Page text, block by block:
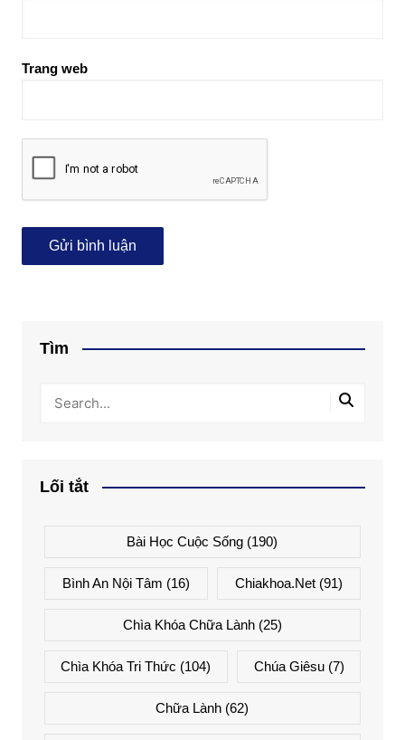
Trang web
Tìm
Lối tắt
Bài Học Cuộc Sống (190)
Bình An Nội Tâm (16) Chiakhoa.net (91)
Chìa Khóa Chữa Lành(25)
Chìa Khóa Tri Thức (104) Chúa Giêsu(7)
Chữa Lành (62)